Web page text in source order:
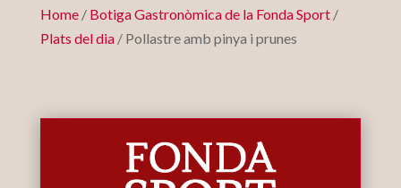
Home/ Botiga Gastronòmica de la Fonda Sport/
Plats del dia/ Pollastre amb pinya i prunes